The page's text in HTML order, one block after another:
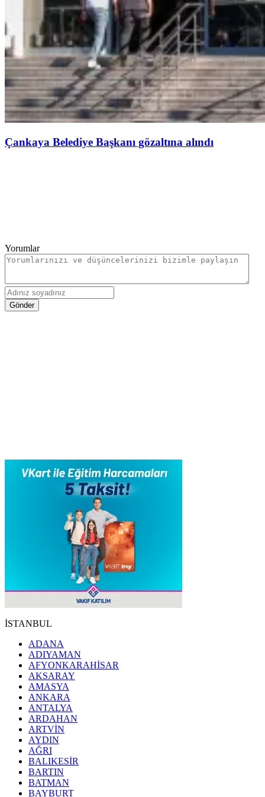
Çankaya Belediye Başkanı gözaltına alındı
Yorumlar
Gönder
İSTANBUL
ADANA
ADIYAMAN
AFYONKARAHİSAR
AKSARAY
AMASYA
ANKARA
ANTALYA
ARDAHAN
ARTVİN
AYDIN
AĞRI
BALIKESİR
BARTIN
BATMAN
BAYBURT